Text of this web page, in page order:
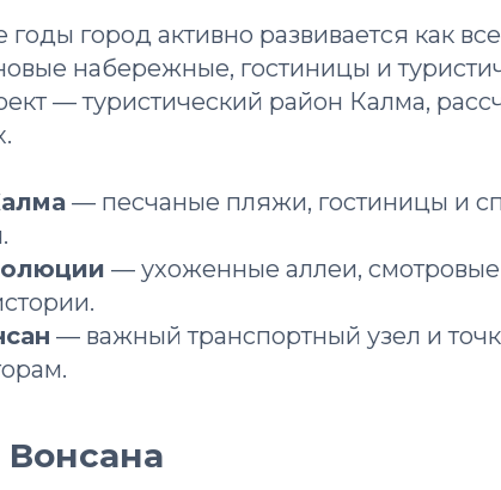
город активно развивается как
набережные, гостиницы и
— туристический район Калма,
— песчаные пляжи, гостиницы и
— ухоженные аллеи,
— важный транспортный узел и
Вонсана